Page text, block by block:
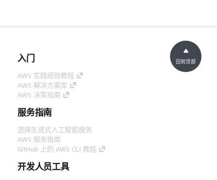
入门
AWS 实践经验教程
AWS 解决方案库
AWS 决策指南
服务指南
选择生成式人工智能服务
AWS 服务指南
GitHub 上的 AWS CLI 教程
开发人员工具
回到顶部